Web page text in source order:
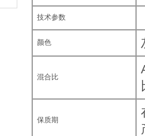
技术参数
颜色
混合比
保质期